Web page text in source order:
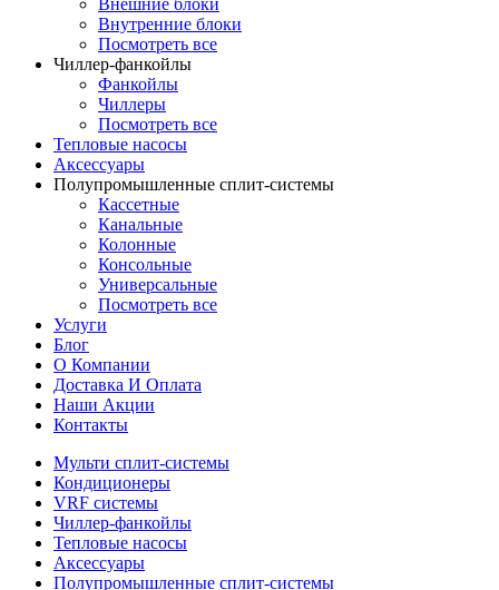
Внешние блоки
Внутренние блоки
Посмотреть все
Чиллер-фанкойлы
Фанкойлы
Чиллеры
Посмотреть все
Тепловые насосы
Аксессуары
Полупромышленные сплит-системы
Кассетные
Канальные
Колонные
Консольные
Универсальные
Посмотреть все
Услуги
Блог
О Компании
Доставка И Оплата
Наши Акции
Контакты
Мульти сплит-системы
Кондиционеры
VRF системы
Чиллер-фанкойлы
Тепловые насосы
Аксессуары
Полупромышленные сплит-системы